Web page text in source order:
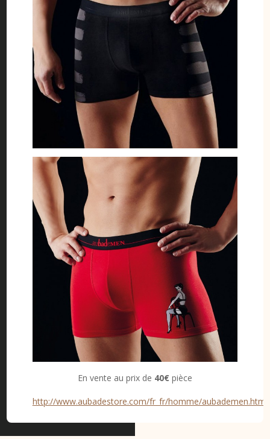
En vente au prix de 40€ pièce
http://www.aubadestore.com/fr_fr/homme/aubademen.html